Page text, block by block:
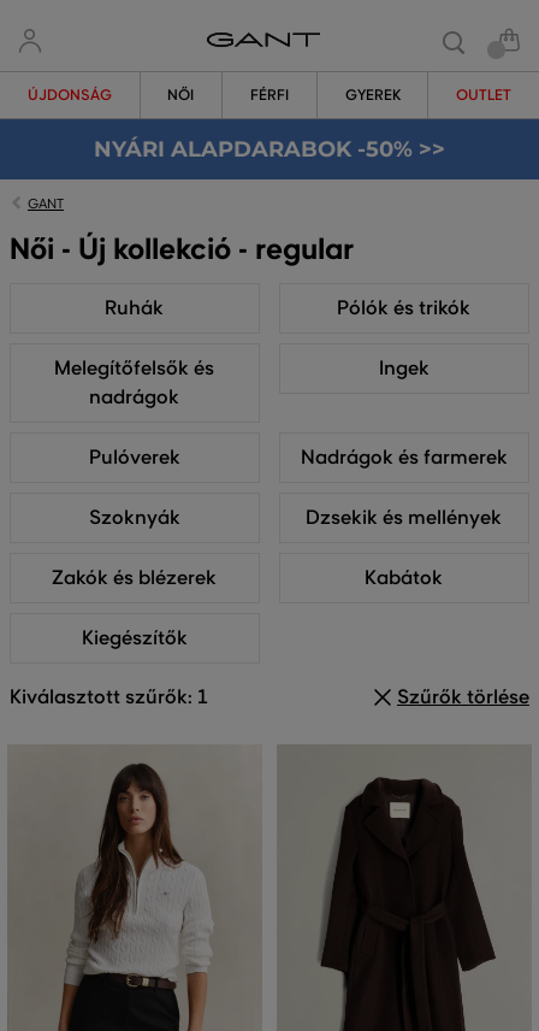
ÚJDONSÁG NŐI FÉRFI GYEREK OUTLET
NYÁRI ALAPDARABOK -50% >>
GANT
Női - Új kollekció - regular
Ruhák Pólók és trikók
Melegítőfelsők és
nadrágok
Ingek
Pulóverek Nadrágok és farmerek
Szoknyák Dzsekik és mellények
Zakók és blézerek Kabátok
Kiegészítők
Kiválasztott szűrők: 1 Szűrők törlése